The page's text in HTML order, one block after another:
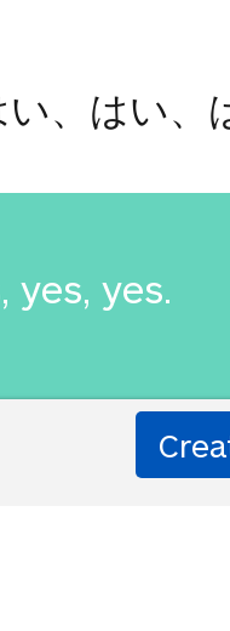
、はい、
yes, yes.
はいはい